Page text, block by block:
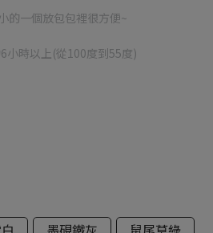
的一個放包包裡很方便~
小時以上(從100度到55度)